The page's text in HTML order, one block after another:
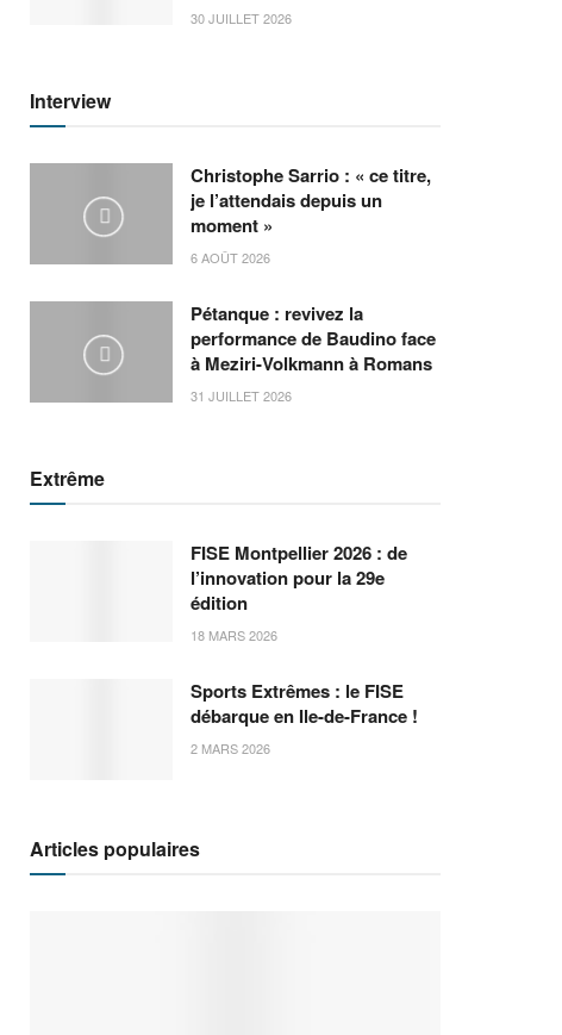
30 JUILLET 2026
Interview
Christophe Sarrio : « ce titre,
je l’attendais depuis un
moment »
6 AOÛT 2026
Pétanque : revivez la
performance de Baudino face
à Meziri-Volkmann à Romans
31 JUILLET 2026
Extrême
FISE Montpellier 2026 : de
l’innovation pour la 29e
édition
18 MARS 2026
Sports Extrêmes : le FISE
débarque en Ile-de-France !
2 MARS 2026
Articles populaires